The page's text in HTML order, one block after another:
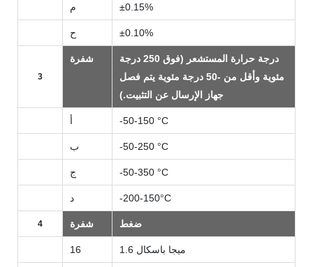
م ±0.15%
ح ±0.10%
3
شفرة
درجة حرارة المستشعر (فوق 250 درجة
مئوية وأقل من -50 درجة مئوية يتم فصل
جهاز الإرسال عن التثبيت.)
أ -50-150 °C
ب -50-250 °C
ج -50-350 °C
د -200-150°C
4 شفرة ضغط
16 1.6 ميجا باسكال